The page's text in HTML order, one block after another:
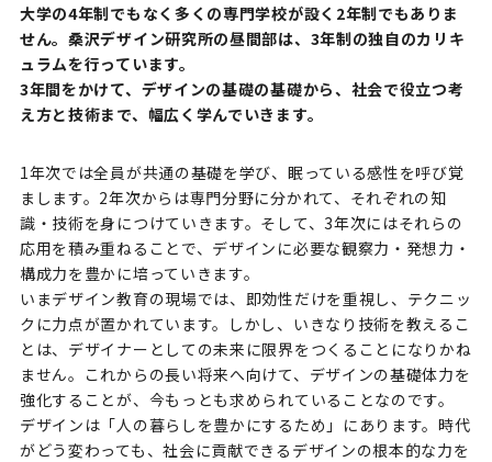
大学の4年制でもなく多くの専門学校が設く2年制でもありま
せん。桑沢デザイン研究所の昼間部は、3年制の独自のカリキ
ュラムを行っています。
3年間をかけて、デザインの基礎の基礎から、社会で役立つ考
え方と技術まで、幅広く学んでいきます。
1年次では全員が共通の基礎を学び、眠っている感性を呼び覚
まします。2年次からは専門分野に分かれて、それぞれの知
識・技術を身につけていきます。そして、3年次にはそれらの
応用を積み重ねることで、デザインに必要な観察力・発想力・
構成力を豊かに培っていきます。
いまデザイン教育の現場では、即効性だけを重視し、テクニッ
クに力点が置かれています。しかし、いきなり技術を教えるこ
とは、デザイナーとしての未来に限界をつくることになりかね
ません。これからの長い将来へ向けて、デザインの基礎体力を
強化することが、今もっとも求められていることなのです。
デザインは「人の暮らしを豊かにするため」にあります。時代
がどう変わっても、社会に貢献できるデザインの根本的な力を